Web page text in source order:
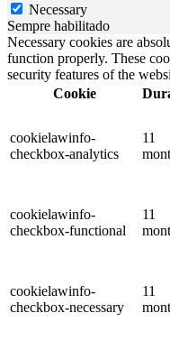
Necessary
Sempre habilitado
Necessary cookies are
function properly. These
security features of the
Cookie
cookielawinfo-
checkbox-analytics
11
cookielawinfo-
checkbox-functional
11
cookielawinfo-
checkbox-necessary
11